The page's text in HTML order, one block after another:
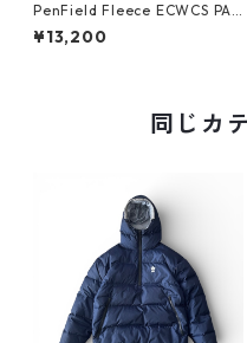
PenField Fleece ECWCS PAR
KA
¥13,200
同じカ